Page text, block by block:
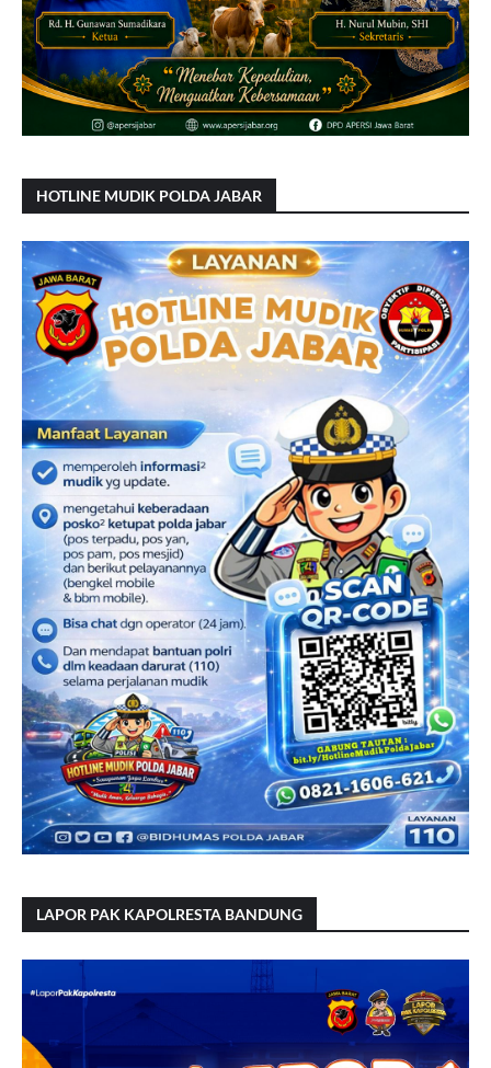
HOTLINE MUDIK POLDA JABAR
LAPOR PAK KAPOLRESTA BANDUNG